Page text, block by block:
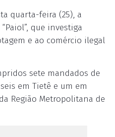
quarta-feira (25), a
que investiga
e ao comércio ilegal
sete mandados de
em Tietê e um em
Região Metropolitana de